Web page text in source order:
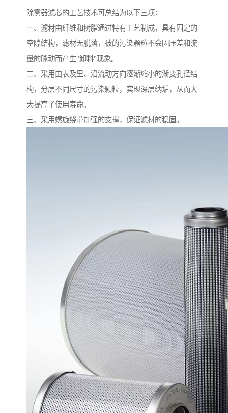
除雾器滤芯的工艺技术可总结为以下三项：
一、滤材由纤维和树脂通过特有工艺制成，具有固定的
空隙结构，滤材无脱落，被的污染颗粒不会因压差和流
量的脉动而产生"卸料"现象。
二、采用由表及里、沿流动方向逐渐缩小的渐变孔径结
构，分层不同尺寸的污染颗粒，实现深层纳垢，从而大
大提高了使用寿命。
三、采用螺旋绕带加强的支撑，保证滤材的稳固。